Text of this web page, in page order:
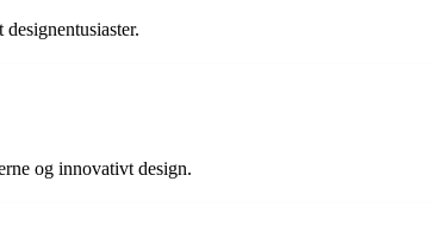
og innovativt design.